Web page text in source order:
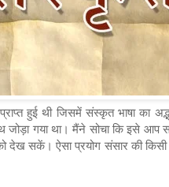
हुई थी जिसमें संस्कृत भाषा का
जोड़ा गया था। मैंने सोचा कि इसे
देख सकें। ऐसा प्रयोग संसार की